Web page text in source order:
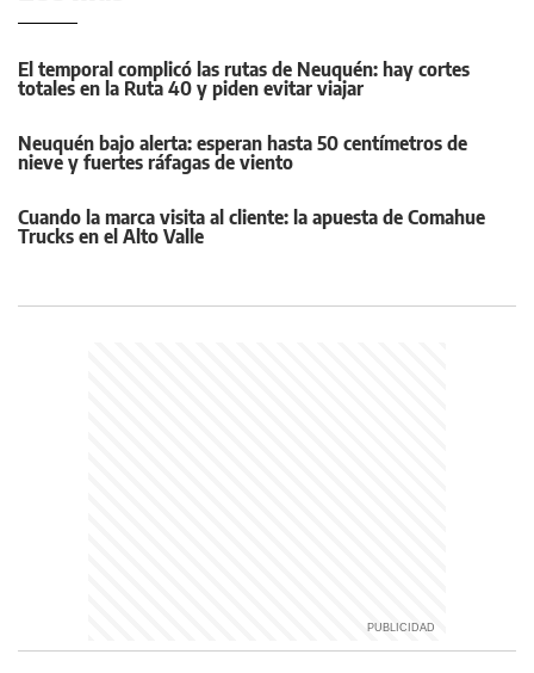
El temporal complicó las rutas de Neuquén: hay cortes
totales en la Ruta 40 y piden evitar viajar
Neuquén bajo alerta: esperan hasta 50 centímetros de
nieve y fuertes ráfagas de viento
Cuando la marca visita al cliente: la apuesta de Comahue
Trucks en el Alto Valle